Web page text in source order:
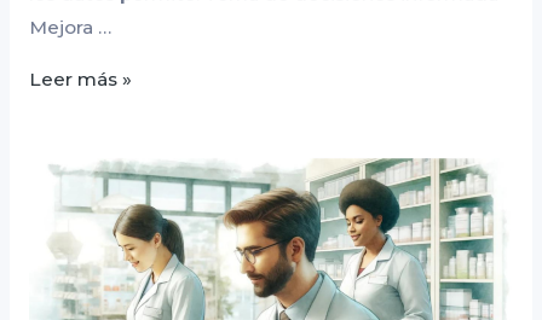
Mejora …
Leer más »
STARS
2024